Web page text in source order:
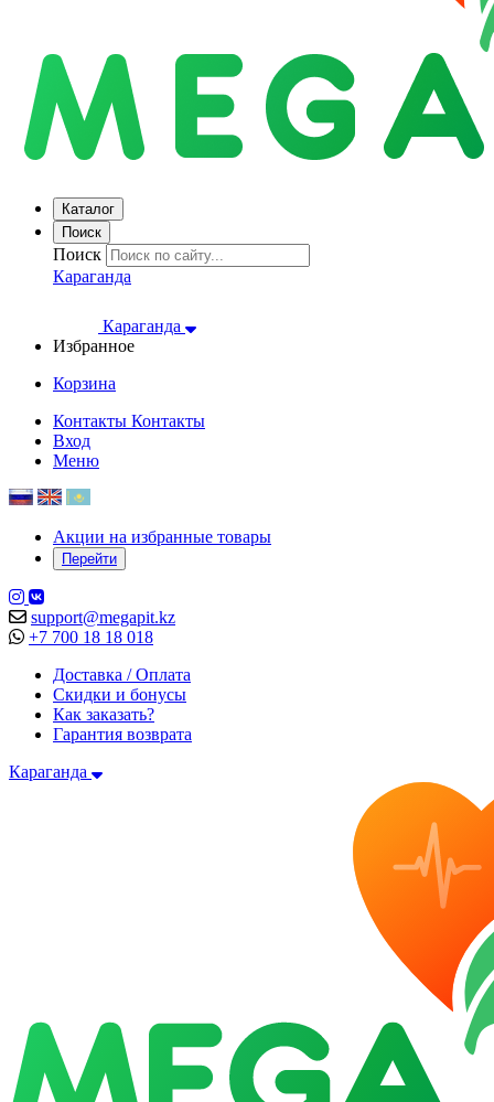
Каталог
Поиск
Поиск
Караганда
Караганда
Избранное
Корзина
Контакты Контакты
Вход
Меню
Акции на избранные товары
Перейти
support@megapit.kz
+7 700 18 18 018
Доставка / Оплата
Скидки и бонусы
Как заказать?
Гарантия возврата
Караганда